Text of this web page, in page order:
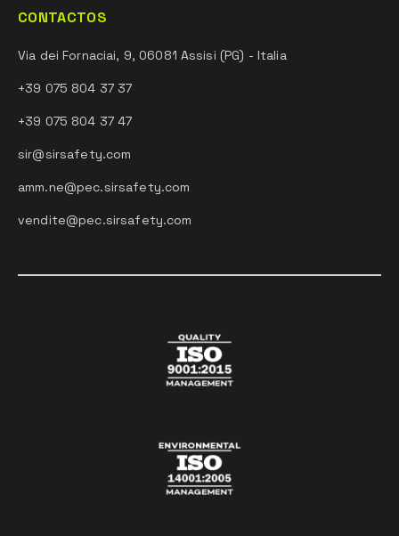
CONTACTOS
Via dei Fornaciai, 9, 06081 Assisi (PG) - Italia
+39 075 804 37 37
+39 075 804 37 47
sir@sirsafety.com
amm.ne@pec.sirsafety.com
vendite@pec.sirsafety.com